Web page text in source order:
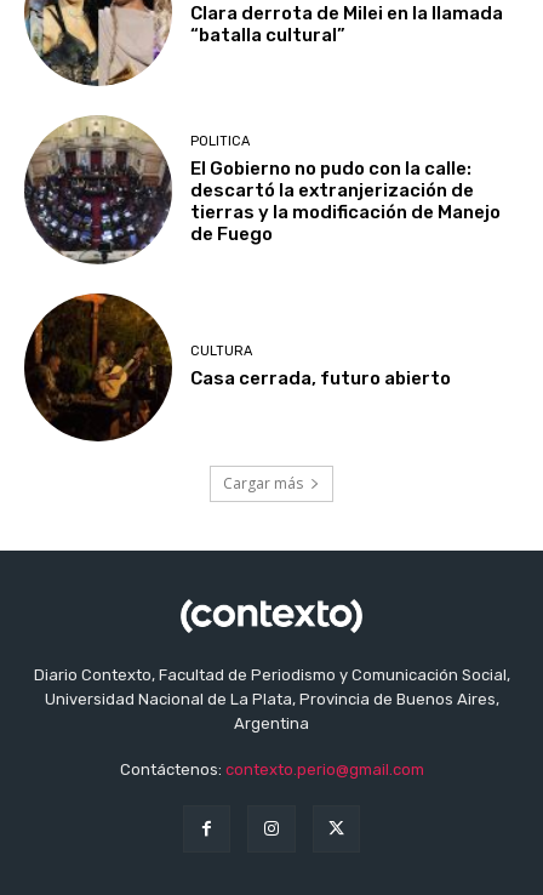
Clara derrota de Milei en la llamada
“batalla cultural”
POLITICA
El Gobierno no pudo con la calle:
descartó la extranjerización de
tierras y la modificación de Manejo
de Fuego
CULTURA
Casa cerrada, futuro abierto
Cargar más
Diario Contexto, Facultad de Periodismo y Comunicación Social,
Universidad Nacional de La Plata, Provincia de Buenos Aires,
Argentina
Contáctenos: contexto.perio@gmail.com